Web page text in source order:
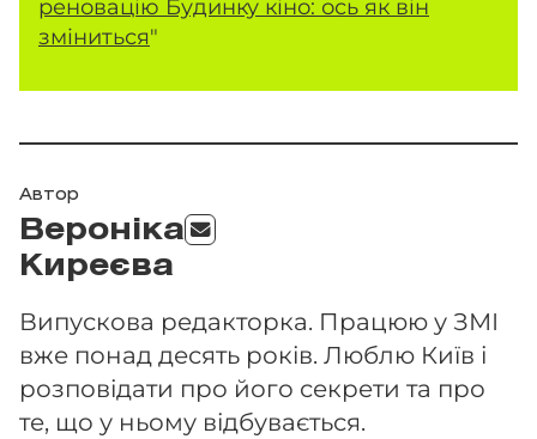
реновацію Будинку кіно: ось як він
зміниться"
Автор
Вероніка
Киреєва
Випускова редакторка. Працюю у ЗМІ
вже понад десять років. Люблю Київ і
розповідати про його секрети та про
те, що у ньому відбувається.